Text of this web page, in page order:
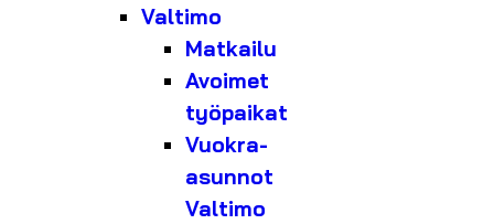
Valtimo
Matkailu
Avoimet
työpaikat
Vuokra-
asunnot
Valtimo